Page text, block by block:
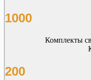
1000
Комплекты
200